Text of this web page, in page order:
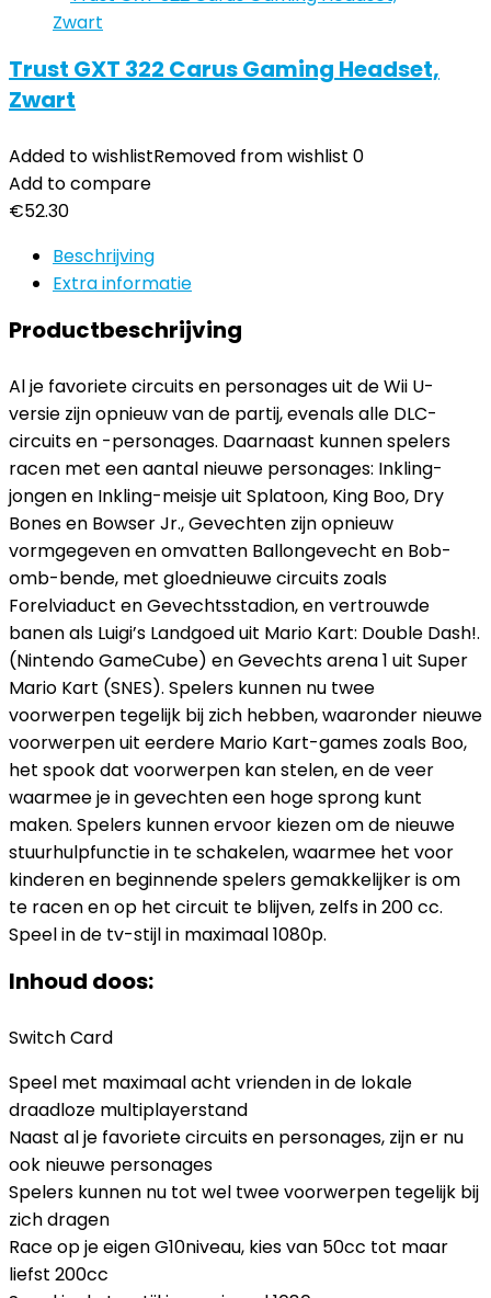
Trust GXT 322 Carus Gaming Headset,
Zwart
Added to wishlistRemoved from wishlist 0
Add to compare
€52.30
Beschrijving
Extra informatie
Productbeschrijving
Al je favoriete circuits en personages uit de Wii U-
versie zijn opnieuw van de partij, evenals alle DLC-
circuits en -personages. Daarnaast kunnen spelers
racen met een aantal nieuwe personages: Inkling-
jongen en Inkling-meisje uit Splatoon, King Boo, Dry
Bones en Bowser Jr., Gevechten zijn opnieuw
vormgegeven en omvatten Ballongevecht en Bob-
omb-bende, met gloednieuwe circuits zoals
Forelviaduct en Gevechtsstadion, en vertrouwde
banen als Luigi’s Landgoed uit Mario Kart: Double Dash!.
(Nintendo GameCube) en Gevechts arena 1 uit Super
Mario Kart (SNES). Spelers kunnen nu twee
voorwerpen tegelijk bij zich hebben, waaronder nieuwe
voorwerpen uit eerdere Mario Kart-games zoals Boo,
het spook dat voorwerpen kan stelen, en de veer
waarmee je in gevechten een hoge sprong kunt
maken. Spelers kunnen ervoor kiezen om de nieuwe
stuurhulpfunctie in te schakelen, waarmee het voor
kinderen en beginnende spelers gemakkelijker is om
te racen en op het circuit te blijven, zelfs in 200 cc.
Speel in de tv-stijl in maximaal 1080p.
Inhoud doos:
Switch Card
Speel met maximaal acht vrienden in de lokale
draadloze multiplayerstand
Naast al je favoriete circuits en personages, zijn er nu
ook nieuwe personages
Spelers kunnen nu tot wel twee voorwerpen tegelijk bij
zich dragen
Race op je eigen G10niveau, kies van 50cc tot maar
liefst 200cc